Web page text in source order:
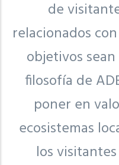
de
relacionados
objetivos
filosofía de
poner en
ecosistemas
los